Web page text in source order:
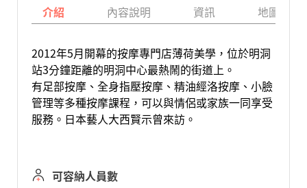
介紹 內容說明 資訊 地圖
2012年5月開幕的按摩專門店薄荷美學，位於明洞
站3分鐘距離的明洞中心最熱鬧的街道上。
有足部按摩、全身指壓按摩、精油經洛按摩、小臉
管理等多種按摩課程，可以與情侶或家族一同享受
服務。日本藝人大西賢示曾來訪。
可容納人員數